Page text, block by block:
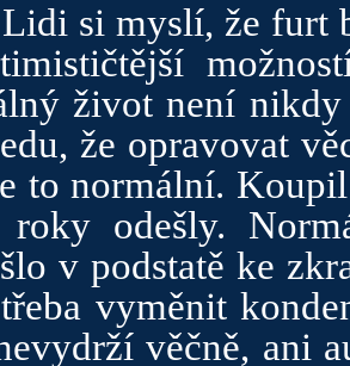
si myslí, že furt
život není
že opravovat
to normální.
odešly.
v podstatě ke
vyměnit
věčně, ani